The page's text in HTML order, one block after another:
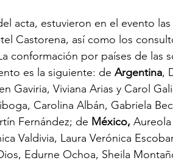
acta, estuvieron en el evento las
Castorena, así como los
conformación por países de las
es la siguiente: de Argentina,
Gaviria, Viviana Arias y Carol
Carolina Albán, Gabriela
Fernández; de México,
Valdivia, Laura Verónica
Edurne Ochoa, Sheila